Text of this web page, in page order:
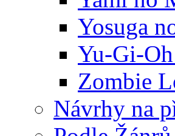
Yosuga
Yu-Gi-
Zombie
Návrhy na